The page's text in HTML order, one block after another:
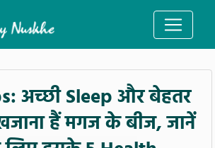
अच्छी Sleep और बेहतर
हैं मगज के बीज, जानें